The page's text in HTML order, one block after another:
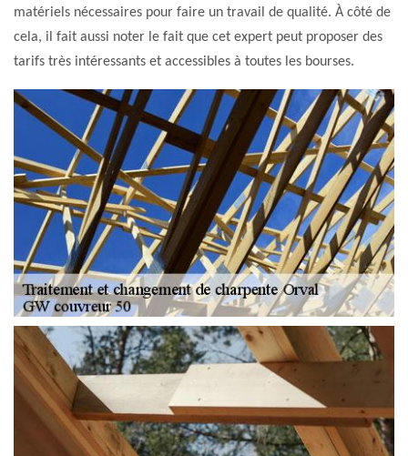
matériels nécessaires pour faire un travail de qualité. À côté de
cela, il fait aussi noter le fait que cet expert peut proposer des
tarifs très intéressants et accessibles à toutes les bourses.